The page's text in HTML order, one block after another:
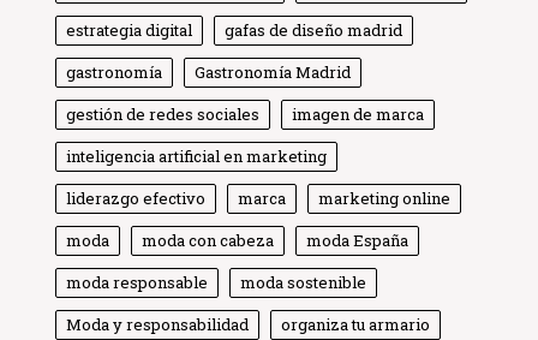
estrategia digital
gafas de diseño madrid
gastronomía
Gastronomía Madrid
gestión de redes sociales
imagen de marca
inteligencia artificial en marketing
liderazgo efectivo
marca
marketing online
moda
moda con cabeza
moda España
moda responsable
moda sostenible
Moda y responsabilidad
organiza tu armario
Globe Comunicación